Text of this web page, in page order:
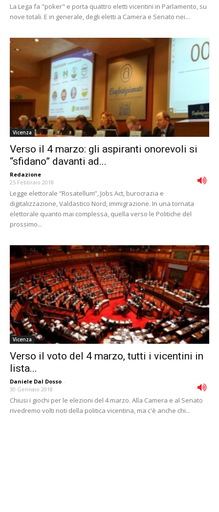
La Lega fa "poker" e porta quattro eletti vicentini in Parlamento, su
nove totali. E in generale, degli eletti a Camera e Senato nei...
Vicenza
Verso il 4 marzo: gli aspiranti onorevoli si
“sfidano” davanti ad...
Redazione -
25 Febbraio 2018
Legge elettorale “Rosatellum”, Jobs Act, burocrazia e
digitalizzazione, Valdastico Nord, immigrazione. In una tornata
elettorale quanto mai complessa, quella verso le Politiche del
prossimo...
Vicenza
Verso il voto del 4 marzo, tutti i vicentini in
lista...
Daniele Dal Dosso -
30 Gennaio 2018
Chiusi i giochi per le elezioni del 4 marzo. Alla Camera e al Senato
rivedremo volti noti della politica vicentina, ma c'è anche chi...